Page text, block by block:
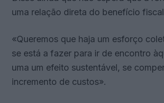
uma relação direta do benefício
«Queremos que haja um esforço
se está a fazer para ir de encontro
uma um efeito sustentável, se
incremento de custos».